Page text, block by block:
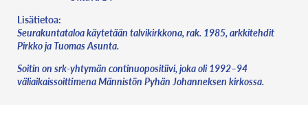
Lisätietoa:
Seurakuntataloa käytetään talvikirkkona, rak. 1985, arkkitehdit
Pirkko ja Tuomas Asunta.
Soitin on srk-yhtymän continuopositiivi, joka oli 1992–94
väliaikaissoittimena Männistön Pyhän Johanneksen kirkossa.